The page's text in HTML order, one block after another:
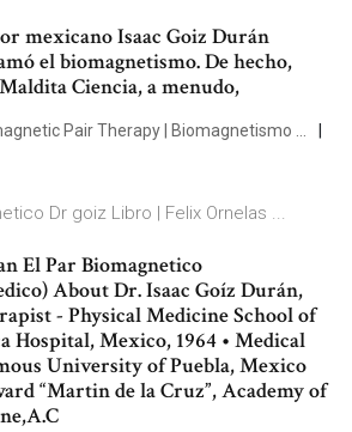
mexicano Isaac Goiz Durán
el biomagnetismo. De hecho,
Ciencia, a menudo,
Pair Therapy | Biomagnetismo ...
Dr goiz Libro | Felix Ornelas ...
El Par Biomagnetico
About Dr. Isaac Goíz Durán,
- Physical Medicine School of
Hospital, Mexico, 1964 • Medical
University of Puebla, Mexico
“Martin de la Cruz”, Academy of